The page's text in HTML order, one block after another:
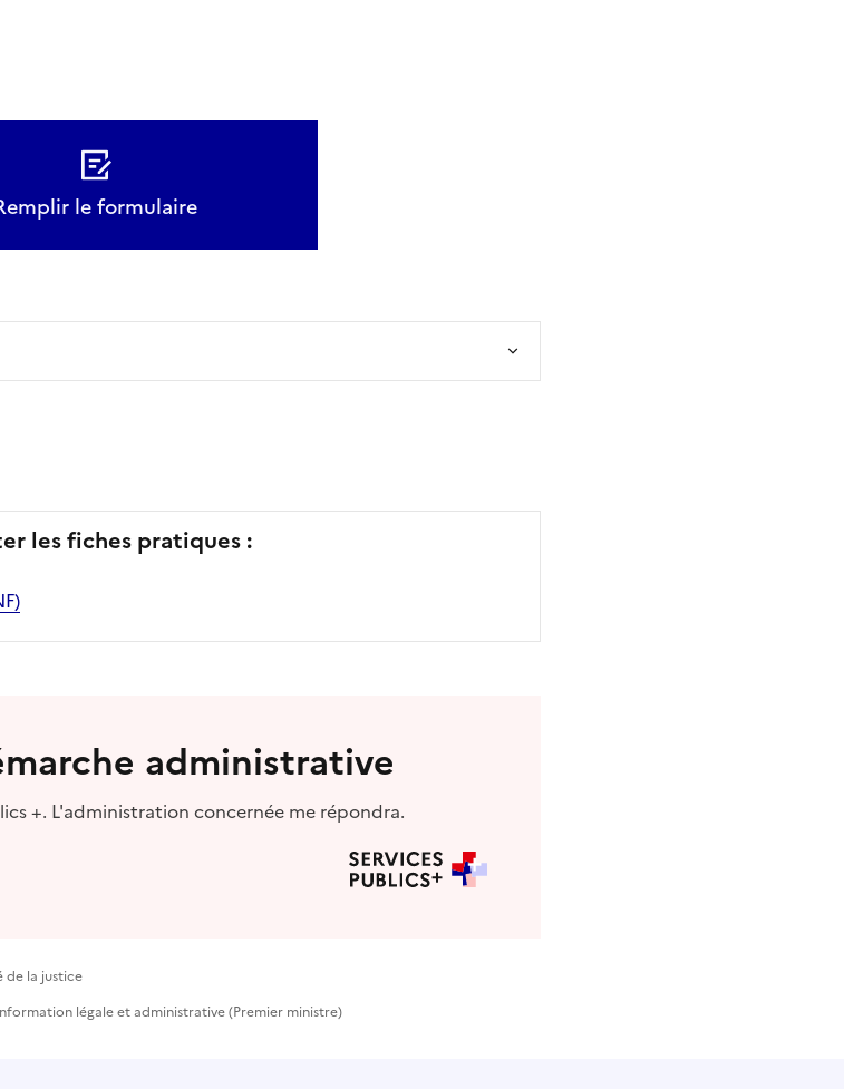
le formulaire
les fiches pratiques :
administrative
+. L'administration concernée me répondra.
de la justice
légale et administrative (Premier ministre)